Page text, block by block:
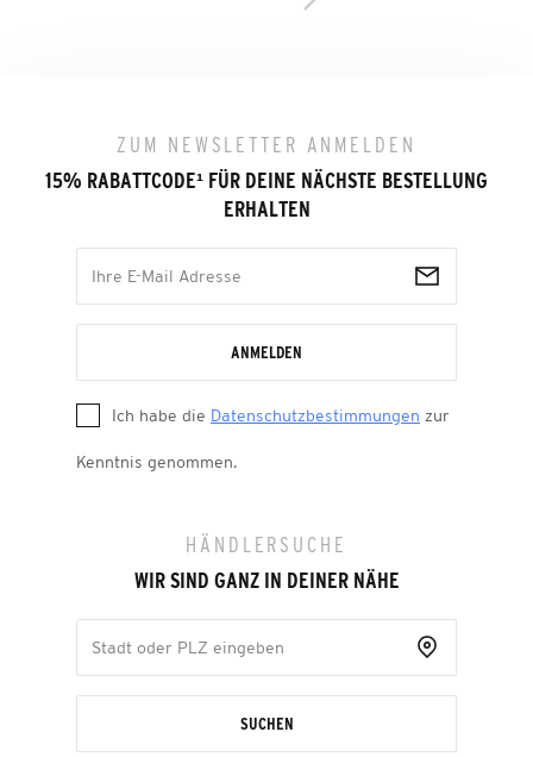
ZUM NEWSLETTER ANMELDEN
15% RABATTCODE¹ FÜR DEINE NÄCHSTE BESTELLUNG
ERHALTEN
ANMELDEN
Ich habe die Datenschutzbestimmungen zur
Kenntnis genommen.
HÄNDLERSUCHE
WIR SIND GANZ IN DEINER NÄHE
SUCHEN